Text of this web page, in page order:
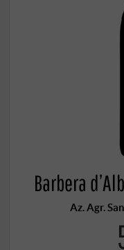
Barbera
Az. Agr.